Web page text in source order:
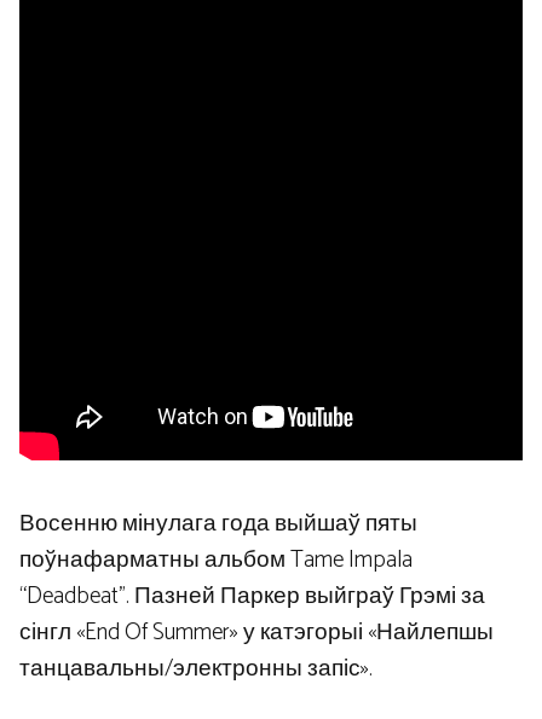
Восенню мінулага года выйшаў пяты
поўнафарматны альбом Tame Impala
“Deadbeat”. Пазней Паркер выйграў Грэмі за
сінгл «End Of Summer» у катэгорыі «Найлепшы
танцавальны/электронны запіс».